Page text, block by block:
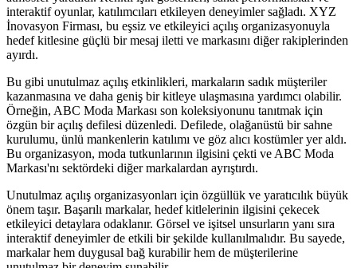
interaktif oyunlar, katılımcıları etkileyen deneyimler sağladı. XYZ
İnovasyon Firması, bu eşsiz ve etkileyici açılış organizasyonuyla
hedef kitlesine güçlü bir mesaj iletti ve markasını diğer rakiplerinden
ayırdı.
Bu gibi unutulmaz açılış etkinlikleri, markaların sadık müşteriler
kazanmasına ve daha geniş bir kitleye ulaşmasına yardımcı olabilir.
Örneğin, ABC Moda Markası son koleksiyonunu tanıtmak için
özgün bir açılış defilesi düzenledi. Defilede, olağanüstü bir sahne
kurulumu, ünlü mankenlerin katılımı ve göz alıcı kostümler yer aldı.
Bu organizasyon, moda tutkunlarının ilgisini çekti ve ABC Moda
Markası'nı sektördeki diğer markalardan ayrıştırdı.
Unutulmaz açılış organizasyonları için özgüllük ve yaratıcılık büyük
önem taşır. Başarılı markalar, hedef kitlelerinin ilgisini çekecek
etkileyici detaylara odaklanır. Görsel ve işitsel unsurların yanı sıra
interaktif deneyimler de etkili bir şekilde kullanılmalıdır. Bu sayede,
markalar hem duygusal bağ kurabilir hem de müşterilerine